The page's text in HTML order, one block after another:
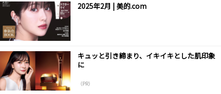
2025年2月 | 美的.com
キュッと引き締まり、イキイキとした肌印象
に
（PR）